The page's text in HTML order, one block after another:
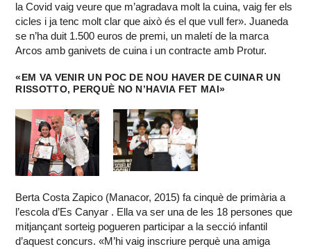
la Covid vaig veure que m’agradava molt la cuina, vaig fer els
cicles i ja tenc molt clar que això és el que vull fer». Juaneda
se n’ha duit 1.500 euros de premi, un maletí de la marca
Arcos amb ganivets de cuina i un contracte amb Protur.
«EM VA VENIR UN POC DE NOU HAVER DE CUINAR UN
RISSOTTO, PERQUÈ NO N’HAVIA FET MAI»
Berta Costa Zapico (Manacor, 2015) fa cinquè de primària a
l’escola d’Es Canyar . Ella va ser una de les 18 persones que
mitjançant sorteig pogueren participar a la secció infantil
d’aquest concurs. «M’hi vaig inscriure perquè una amiga